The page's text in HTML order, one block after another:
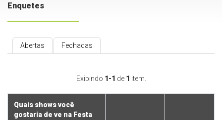
Enquetes
Abertas Fechadas
Exibindo 1-1 de 1 item.
Quais shows você
gostaria de ve na Festa